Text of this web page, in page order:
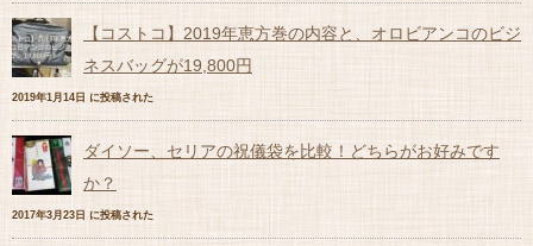
【コストコ】2019年恵方巻の内容と、オロビアンコのビジ
ネスバッグが19,800円
2019年1月14日 に投稿された
ダイソー、セリアの祝儀袋を比較！どちらがお好みです
か？
2017年3月23日 に投稿された